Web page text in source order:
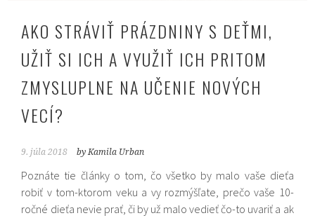
AKO STRÁVIŤ PRÁZDNINY S DEŤMI,
UŽIŤ SI ICH A VYUŽIŤ ICH PRITOM
ZMYSLUPLNE NA UČENIE NOVÝCH
VECÍ?
9. júla 2018 by Kamila Urban
Poznáte tie články o tom, čo všetko by malo vaše dieťa
robiť v tom-ktorom veku a vy rozmýšľate, prečo vaše 10-
ročné dieťa nevie prať, či by už malo vedieť čo-to uvariť a ak